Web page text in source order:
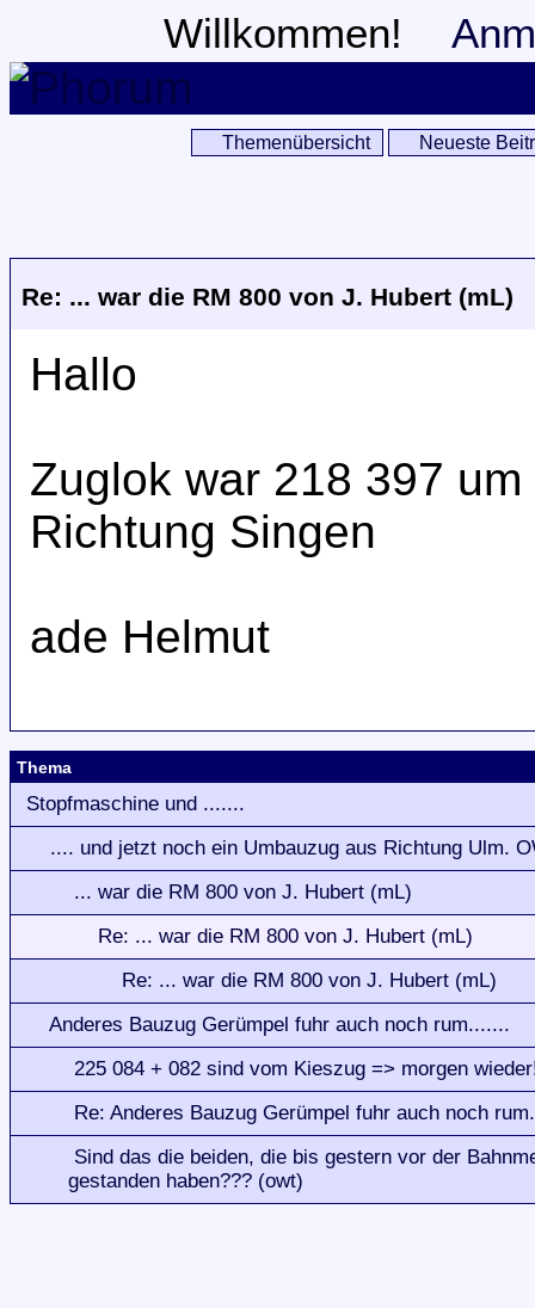
Willkommen!
Themenübersicht Neueste
Re: ... war die RM 800 von J. Hubert (mL)
Hallo
Zuglok war 218 397
Richtung Singen
ade Helmut
Thema
Stopfmaschine und .......
.... und jetzt noch ein Umbauzug aus Richtung Ulm.
... war die RM 800 von J. Hubert (mL)
Re: ... war die RM 800 von J. Hubert (mL)
Re: ... war die RM 800 von J. Hubert (mL)
Anderes Bauzug Gerümpel fuhr auch noch rum.......
225 084 + 082 sind vom Kieszug => morgen
Re: Anderes Bauzug Gerümpel fuhr auch noch
Sind das die beiden, die bis gestern vor der
gestanden haben??? (owt)